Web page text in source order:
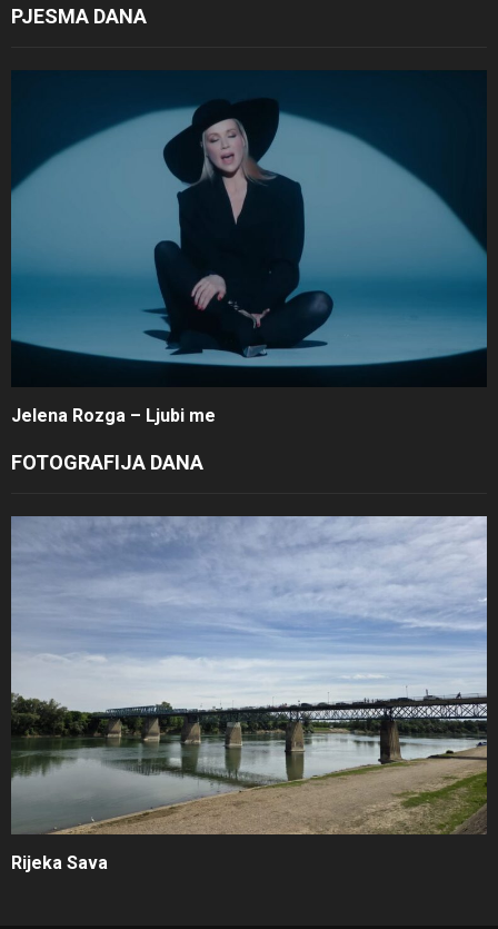
PJESMA DANA
Jelena Rozga – Ljubi me
FOTOGRAFIJA DANA
Rijeka Sava